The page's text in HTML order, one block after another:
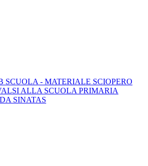
SCUOLA - MATERIALE SCIOPERO
ALLA SCUOLA PRIMARIA
SINATAS